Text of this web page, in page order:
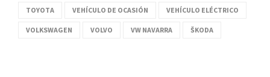
TOYOTA VEHÍCULO DE OCASIÓN VEHÍCULO ELÉCTRICO
VOLKSWAGEN VOLVO VW NAVARRA ŠKODA